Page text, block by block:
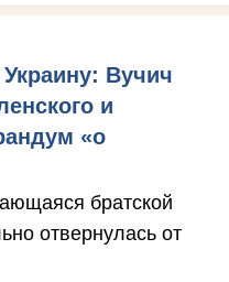
Вучич
и
«о
братской
отвернулась от